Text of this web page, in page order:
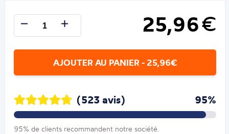
25,96€
AJOUTER AU PANIER - 25,96€
(523 avis) 95%
95% de clients recommandent notre société.